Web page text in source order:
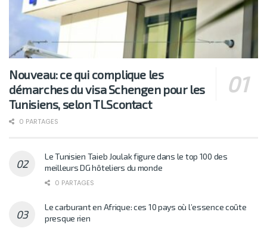
Nouveau: ce qui complique les
démarches du visa Schengen pour les
Tunisiens, selon TLScontact
0 PARTAGES
Le Tunisien Taieb Joulak figure dans le top 100 des
meilleurs DG hôteliers du monde
0 PARTAGES
Le carburant en Afrique: ces 10 pays où l’essence coûte
presque rien